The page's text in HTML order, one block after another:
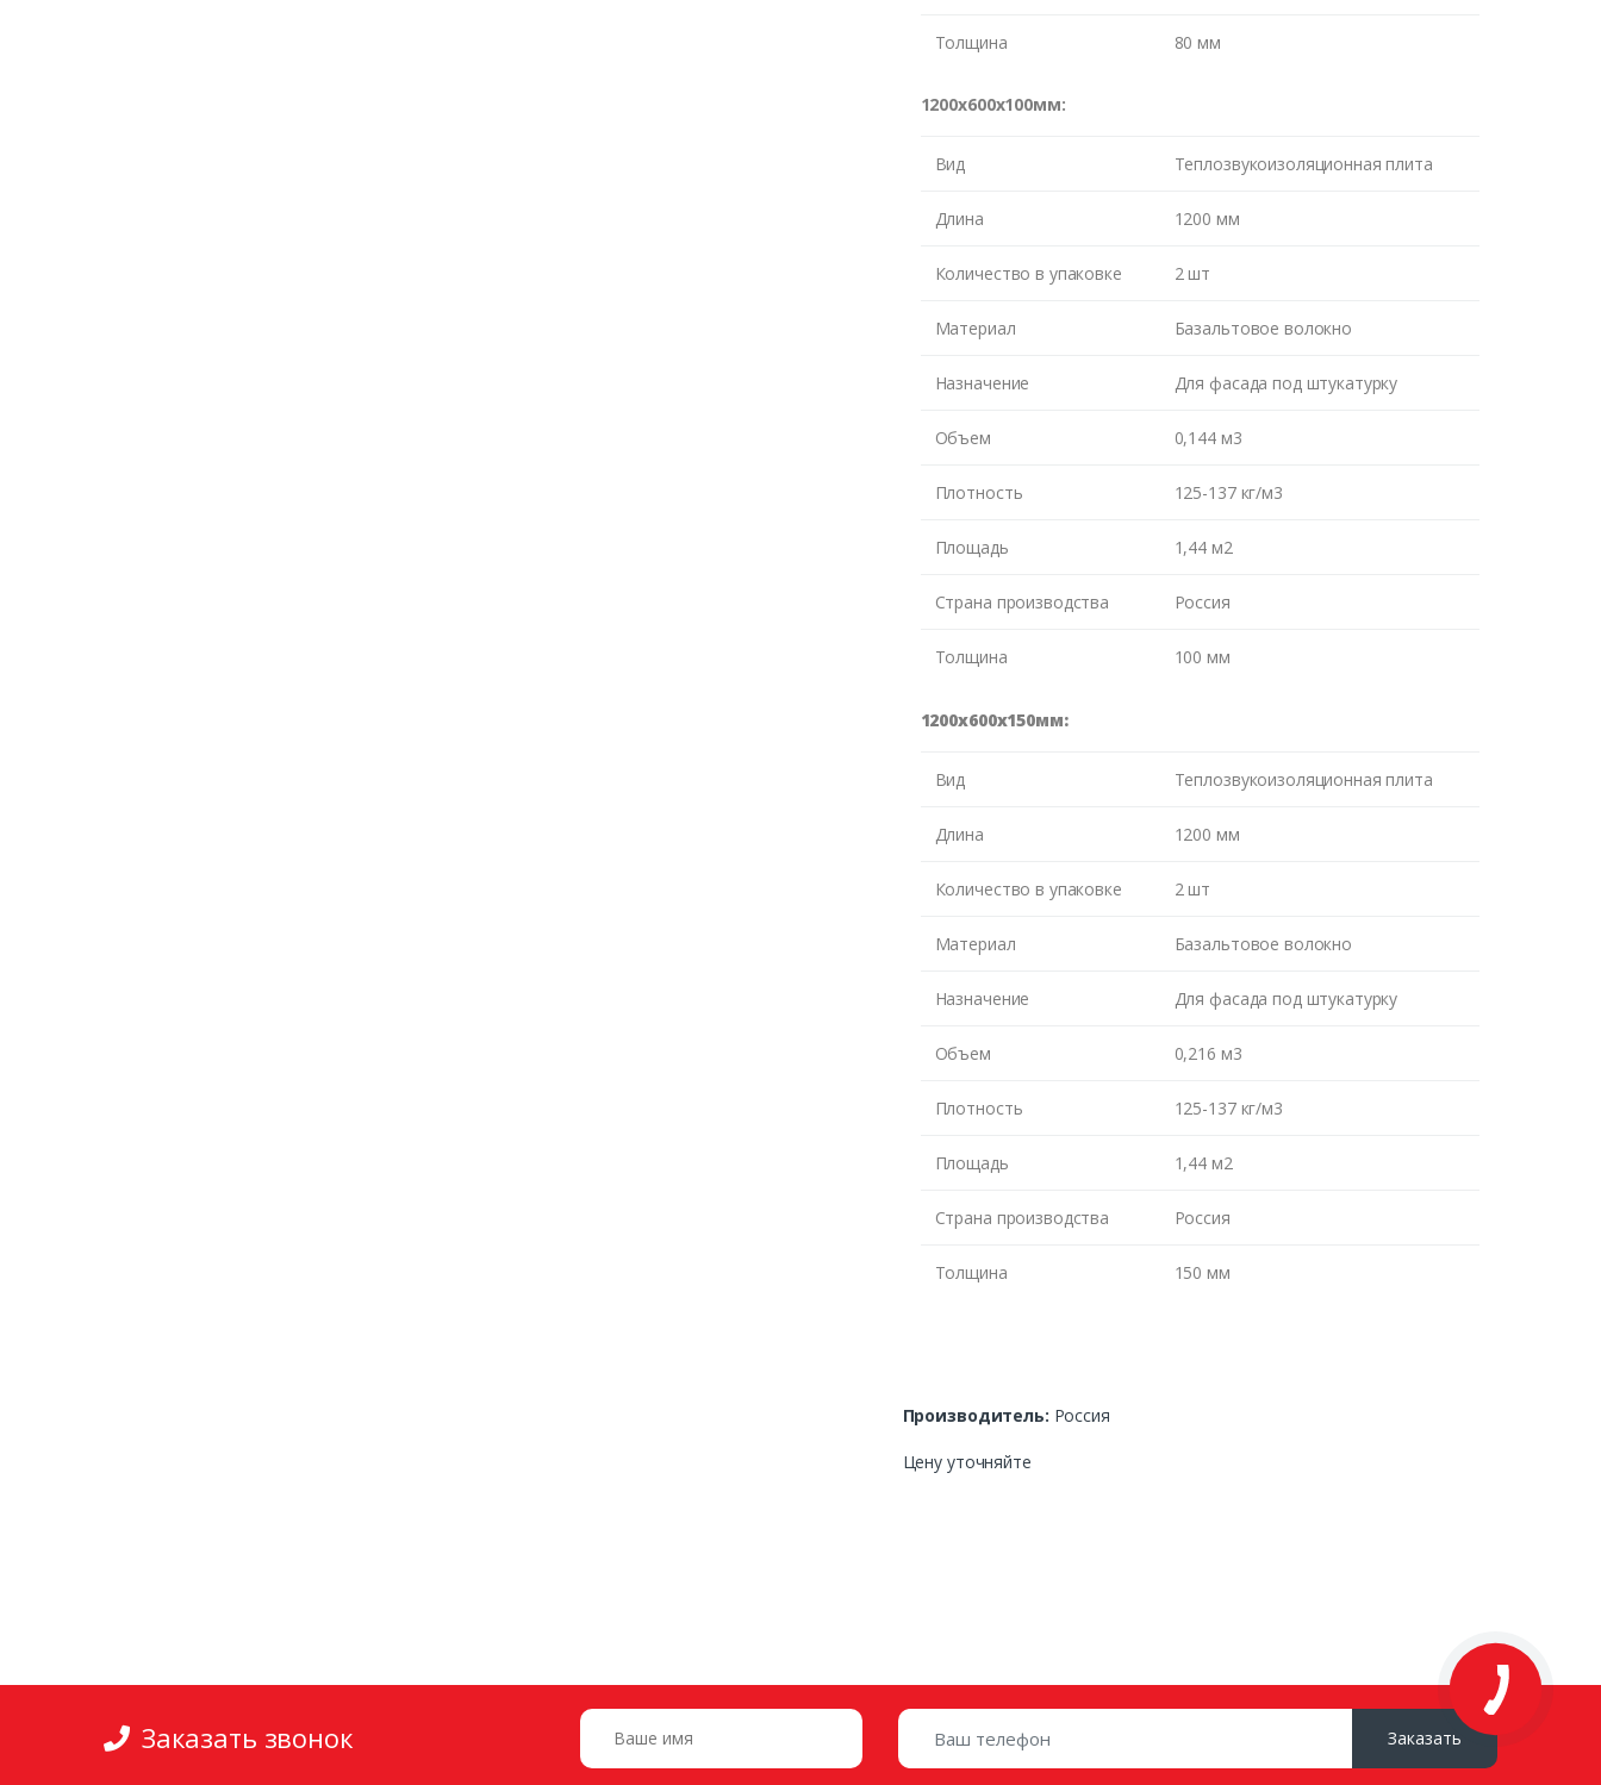
Толщина 80 мм
1200х600х100мм:
Вид Теплозвукоизоляционная плита
Длина 1200 мм
Количество в упаковке 2 шт
Материал Базальтовое волокно
Назначение Для фасада под штукатурку
Объем 0,144 м3
Плотность 125-137 кг/м3
Площадь 1,44 м2
Страна производства Россия
Толщина 100 мм
1200х600х150мм:
Вид Теплозвукоизоляционная плита
Длина 1200 мм
Количество в упаковке 2 шт
Материал Базальтовое волокно
Назначение Для фасада под штукатурку
Объем 0,216 м3
Плотность 125-137 кг/м3
Площадь 1,44 м2
Страна производства Россия
Толщина 150 мм
Производитель: Россия
Цену уточняйте
Заказать звонок Заказать